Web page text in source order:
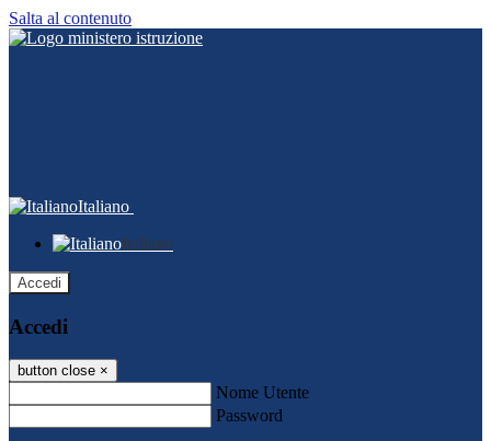
Salta al contenuto
Italiano
Italiano
Accedi
Accedi
button close ×
Nome Utente
Password